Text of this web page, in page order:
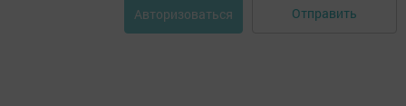
Авторизоваться Отправить